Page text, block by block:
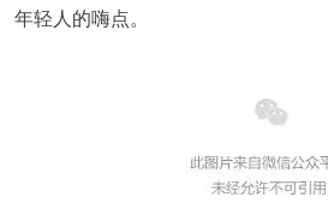
年轻人的嗨点。